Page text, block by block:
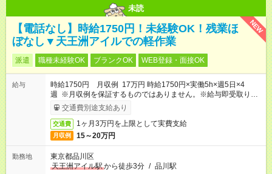
未読
NEW
【電話なし】時給1750円！未経験OK！残業ほ
ぼなし▼天王洲アイルでの軽作業
派遣 職種未経験OK ブランクOK WEB登録・面接OK
給与
時給1750円 月収例 17万円 時給1750円×実働5h×週5日×4
週 ※月収例を保証するものではありません。※給与即受取りサ
ービス利用可（利用条件有）
交通費別途支給あり
交通費 1ヶ月3万円を上限として実費支給
月収例 15～20万円
勤務地
東京都品川区
天王洲アイル駅から徒歩3分 / 品川駅